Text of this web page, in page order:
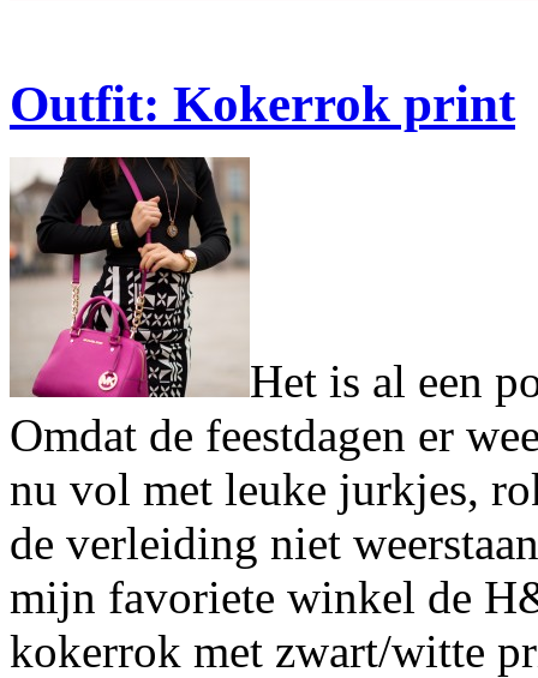
Outfit: Kokerrok print
Het is al een
Omdat de feestdagen er
nu vol met leuke jurkjes,
de verleiding niet
mijn favoriete winkel de
kokerrok met zwart/witte